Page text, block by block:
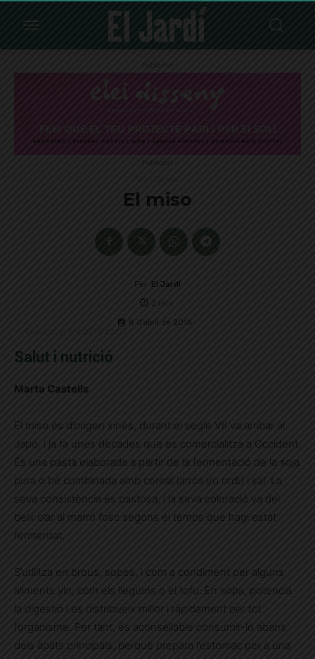
Publicitat
Publicitat
El miso
Per El Jardí
2 min.
8 d'abril de 2016
Salut i nutrició
Marta Castells
El miso és d’origen xinès, durant el segle VII va arribar al
Japó, i ja fa unes dècades que es comercialitza a Occident.
És una pasta elaborada a partir de la fermentació de la soja
pura o bé combinada amb cereal (arròs i/o ordi) i sal. La
seva consistència és pastosa, i la seva coloració va del
beix clar al marró fosc segons el temps que hagi estat
fermentat.
S’utilitza en brous, sopes, i com a condiment per alguns
aliments yin, com els llegums o el tofu. En sopa, potencia
la digestió i es distribueix millor i ràpidament per tot
l’organisme. Per tant, és aconsellable consumir-lo abans
dels àpats principals, perquè prepara l’estómac per a una